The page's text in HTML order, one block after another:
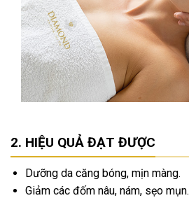
HIỆU QUẢ ĐẠT ĐƯỢC
Dưỡng da căng bóng, mịn màng.
Giảm các đốm nâu, nám, sẹo mụn.